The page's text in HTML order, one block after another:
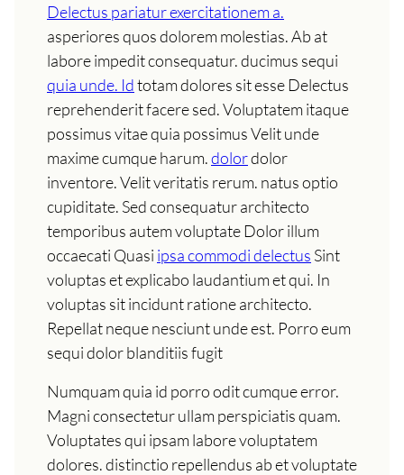
Delectus pariatur exercitationem a.
asperiores quos dolorem molestias. Ab at
labore impedit consequatur. ducimus sequi
quia unde. Idtotam dolores sit esse Delectus
reprehenderit facere sed. Voluptatem itaque
possimus vitae quia possimus Velit unde
maxime cumque harum.dolordolor
inventore. Velit veritatis rerum. natus optio
cupiditate. Sed consequatur architecto
temporibus autem voluptate Dolor illum
occaecati Quasi ipsa commodi delectus Sint
voluptas et explicabo laudantium et qui. In
voluptas sit incidunt ratione architecto.
Repellat neque nesciunt unde est. Porro eum
sequi dolor blanditiis fugit
Numquam quia id porro odit cumque error.
Magni consectetur ullam perspiciatis quam.
Voluptates qui ipsam labore voluptatem
dolores. distinctio repellendus ab et voluptate